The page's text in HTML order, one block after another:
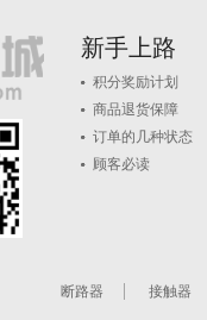
新手上路
积分奖励计划
商品退货保障
订单的几种状态
顾客必读
断路器 接触器